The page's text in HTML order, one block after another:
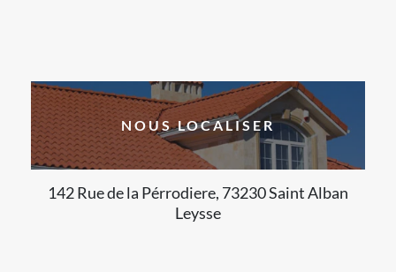
NOUS LOCALISER
142 Rue de la Pérrodiere, 73230 Saint Alban
Leysse